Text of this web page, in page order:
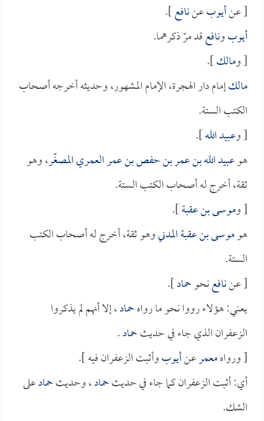
[ عنأيوبعننافع].
أيوبونافعقد مرّ ذكرهما.
[ ومالك].
مالكإمام دار الهجرة، الإمام المشهور، وحديثه أخرجه أصحاب
الكتب الستة.
[ وعبيد الله].
هوعبيد الله بن عمر بن حفص بن عمر العمري المصغّر، وهو
ثقة، أخرج له أصحاب الكتب الستة.
[ وموسى بن عقبة].
هوموسى بن عقبة المدنيوهو ثقة، أخرج له أصحاب الكتب
الستة.
[ عننافعنحوحماد].
يعني: هؤلاء رووا نحو ما رواهحماد، إلا أنهم لم يذكروا
الزعفران الذي جاء في حديثحماد.
[ ورواهمعمرعنأيوبوأثبت الزعفران فيه ].
أي: أثبت الزعفران كما جاء في حديثحماد، وحديثحمادعلى
الشك.